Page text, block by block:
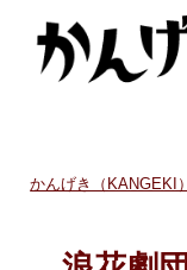
かんげき（KANGEKI）